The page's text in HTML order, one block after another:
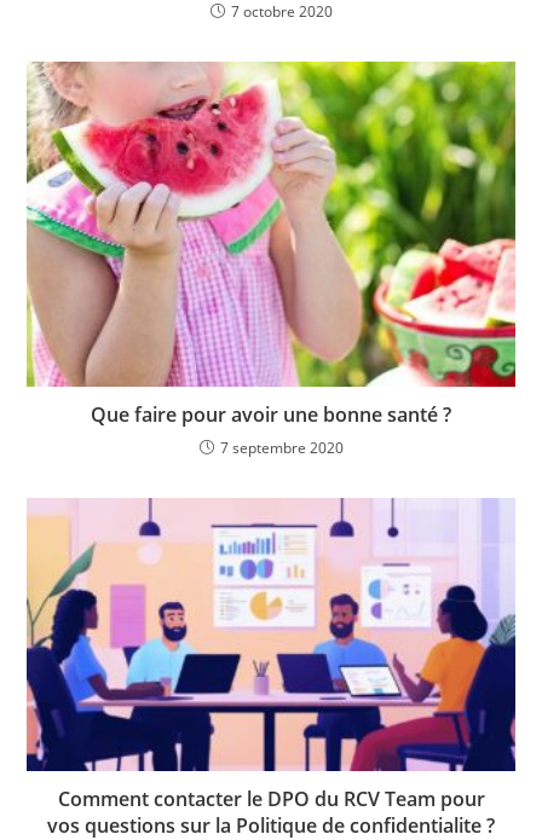
7 octobre 2020
Que faire pour avoir une bonne santé ?
7 septembre 2020
Comment contacter le DPO du RCV Team pour
vos questions sur la Politique de confidentialite ?